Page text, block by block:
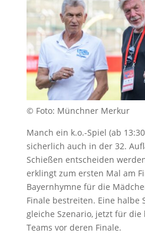
© Foto: Münchner Merkur
Manch ein k.o.-Spiel (ab
sicherlich auch in der 32.
Schießen entscheiden
erklingt zum ersten Mal am
Bayernhymne für die
Finale bestreiten. Eine halbe
gleiche Szenario, jetzt für die
Teams vor deren Finale.